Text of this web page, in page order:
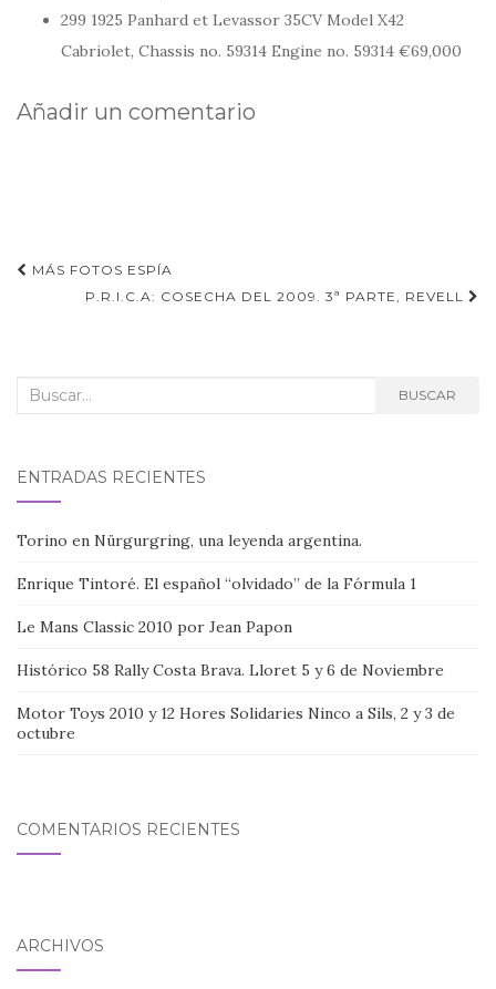
299 1925 Panhard et Levassor 35CV Model X42
Cabriolet, Chassis no. 59314 Engine no. 59314 €69,000
Añadir un comentario
Navegación
MÁS FOTOS ESPÍA
P.R.I.C.A: COSECHA DEL 2009. 3ª PARTE, REVELL
Buscar: BUSCAR
ENTRADAS RECIENTES
Torino en Nürgurgring, una leyenda argentina.
Enrique Tintoré. El español “olvidado” de la Fórmula 1
Le Mans Classic 2010 por Jean Papon
Histórico 58 Rally Costa Brava. Lloret 5 y 6 de Noviembre
Motor Toys 2010 y 12 Hores Solidaries Ninco a Sils, 2 y 3 de
octubre
COMENTARIOS RECIENTES
ARCHIVOS